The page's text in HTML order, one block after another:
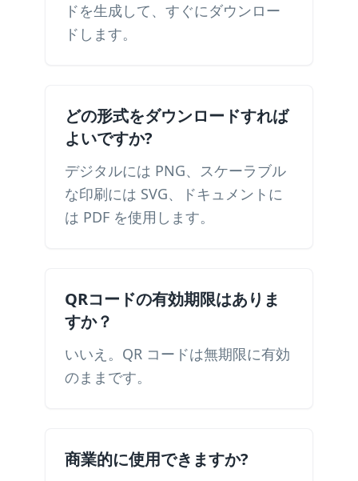
ドを生成して、すぐにダウンロー
ドします。
どの形式をダウンロードすれば
よいですか?
デジタルには PNG、スケーラブル
な印刷には SVG、ドキュメントに
は PDF を使用します。
QRコードの有効期限はありま
すか？
いいえ。QR コードは無期限に有効
のままです。
商業的に使用できますか?